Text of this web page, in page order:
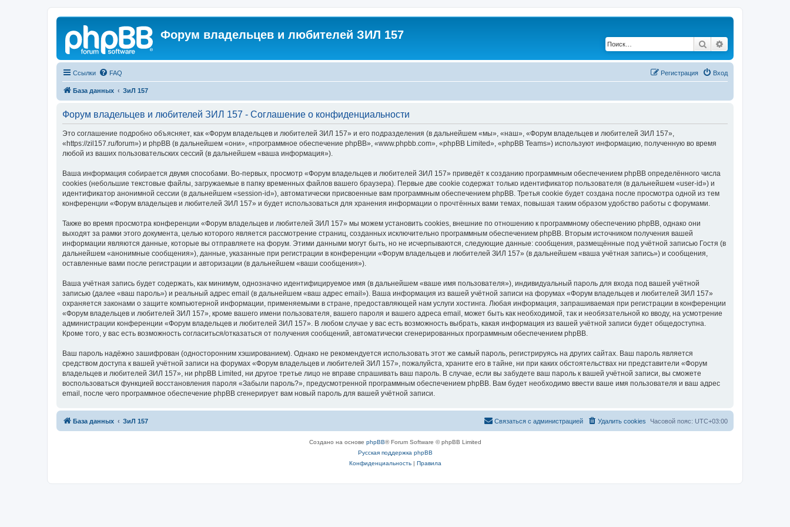
Форум владельцев и любителей ЗИЛ 157
Поиск
Ссылки FAQ Вход
Регистрация
База данных ЗиЛ 157
Форум владельцев и любителей ЗИЛ 157 - Соглашение о конфиденциальности
Это соглашение подробно объясняет, как «Форум владельцев и любителей ЗИЛ 157» и его подразделения (в дальнейшем «мы», «наш», «Форум владельцев и любителей ЗИЛ 157»,
«https://zil157.ru/forum») и phpBB (в дальнейшем «они», «программное обеспечение phpBB», «www.phpbb.com», «phpBB Limited», «phpBB Teams») используют информацию, полученную во время
любой из ваших пользовательских сессий (в дальнейшем «ваша информация»).
Ваша информация собирается двумя способами. Во-первых, просмотр «Форум владельцев и любителей ЗИЛ 157» приведёт к созданию программным обеспечением phpBB определённого числа
cookies (небольшие текстовые файлы, загружаемые в папку временных файлов вашего браузера). Первые две cookie содержат только идентификатор пользователя (в дальнейшем «user-id») и
идентификатор анонимной сессии (в дальнейшем «session-id»), автоматически присвоенные вам программным обеспечением phpBB. Третья cookie будет создана после просмотра одной из тем
конференции «Форум владельцев и любителей ЗИЛ 157» и будет использоваться для хранения информации о прочтённых вами темах, повышая таким образом удобство работы с форумами.
Также во время просмотра конференции «Форум владельцев и любителей ЗИЛ 157» мы можем установить cookies, внешние по отношению к программному обеспечению phpBB, однако они
выходят за рамки этого документа, целью которого является рассмотрение страниц, созданных исключительно программным обеспечением phpBB. Вторым источником получения вашей
информации являются данные, которые вы отправляете на форум. Этими данными могут быть, но не исчерпываются, следующие данные: сообщения, размещённые под учётной записью Гостя (в
дальнейшем «анонимные сообщения»), данные, указанные при регистрации в конференции «Форум владельцев и любителей ЗИЛ 157» (в дальнейшем «ваша учётная запись») и сообщения,
оставленные вами после регистрации и авторизации (в дальнейшем «ваши сообщения»).
Ваша учётная запись будет содержать, как минимум, однозначно идентифицируемое имя (в дальнейшем «ваше имя пользователя»), индивидуальный пароль для входа под вашей учётной
записью (далее «ваш пароль») и реальный адрес email (в дальнейшем «ваш адрес email»). Ваша информация из вашей учётной записи на форумах «Форум владельцев и любителей ЗИЛ 157»
охраняется законами о защите компьютерной информации, применяемыми в стране, предоставляющей нам услуги хостинга. Любая информация, запрашиваемая при регистрации в конференции
«Форум владельцев и любителей ЗИЛ 157», кроме вашего имени пользователя, вашего пароля и вашего адреса email, может быть как необходимой, так и необязательной ко вводу, на усмотрение
администрации конференции «Форум владельцев и любителей ЗИЛ 157». В любом случае у вас есть возможность выбрать, какая информация из вашей учётной записи будет общедоступна.
Кроме того, у вас есть возможность согласиться/отказаться от получения сообщений, автоматически сгенерированных программным обеспечением phpBB.
Ваш пароль надёжно зашифрован (односторонним хэшированием). Однако не рекомендуется использовать этот же самый пароль, регистрируясь на других сайтах. Ваш пароль является
средством доступа к вашей учётной записи на форумах «Форум владельцев и любителей ЗИЛ 157», пожалуйста, храните его в тайне, ни при каких обстоятельствах ни представители «Форум
владельцев и любителей ЗИЛ 157», ни phpBB Limited, ни другое третье лицо не вправе спрашивать ваш пароль. В случае, если вы забудете ваш пароль к вашей учётной записи, вы сможете
воспользоваться функцией восстановления пароля «Забыли пароль?», предусмотренной программным обеспечением phpBB. Вам будет необходимо ввести ваше имя пользователя и ваш адрес
email, после чего программное обеспечение phpBB сгенерирует вам новый пароль для вашей учётной записи.
База данных ЗиЛ 157 Часовой пояс: UTC+03:00
Удалить cookies
Связаться с администрацией
Создано на основе phpBB® Forum Software © phpBB Limited
Русская поддержка phpBB
Конфиденциальность| Правила